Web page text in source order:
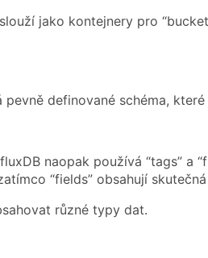
jako kontejnery pro
definované schéma,
naopak používá “tags” a
“fields” obsahují
různé typy dat.